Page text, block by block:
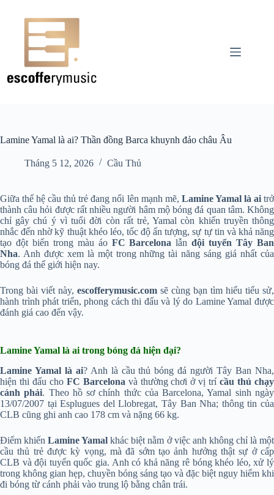
Lamine Yamal là ai? Thần đồng Barca khuynh đảo châu Âu
Tháng 5 12, 2026 Cầu Thủ
Giữa thế hệ cầu thủ trẻ đang nổi lên mạnh mẽ, Lamine Yamal là aitrở
thành câu hỏi được rất nhiều người hâm mộ bóng đá quan tâm. Không
chỉ gây chú ý vì tuổi đời còn rất trẻ, Yamal còn khiến truyền thông
nhắc đến nhờ kỹ thuật khéo léo, tốc độ ấn tượng, sự tự tin và khả năng
tạo đột biến trong màu áo FC Barcelona lẫnđội tuyển Tây Ban
Nha. Anh được xem là một trong những tài năng sáng giá nhất của
bóng đá thế giới hiện nay.
Trong bài viết này, escofferymusic.com sẽ cùng bạn tìm hiểu tiểu sử,
hành trình phát triển, phong cách thi đấu và lý do Lamine Yamal được
đánh giá cao đến vậy.
Lamine Yamal là ai trong bóng đá hiện đại?
Lamine Yamal là ai? Anh là cầu thủ bóng đá người Tây Ban Nha,
hiện thi đấu cho FC Barcelona và thường chơi ở vị trícầu thủ chạy
cánh phải. Theo hồ sơ chính thức của Barcelona, Yamal sinh ngày
13/07/2007 tại Esplugues del Llobregat, Tây Ban Nha; thông tin của
CLB cũng ghi anh cao 178 cm và nặng 66 kg.
Điểm khiếnLamine Yamal khác biệt nằm ở việc anh không chỉ là một
cầu thủ trẻ được kỳ vọng, mà đã sớm tạo ảnh hưởng thật sự ở cấp
CLB và đội tuyển quốc gia. Anh có khả năng rê bóng khéo léo, xử lý
trong không gian hẹp, chuyền bóng sáng tạo và đặc biệt nguy hiểm khi
đi bóng từ cánh phải vào trung lộ bằng chân trái.